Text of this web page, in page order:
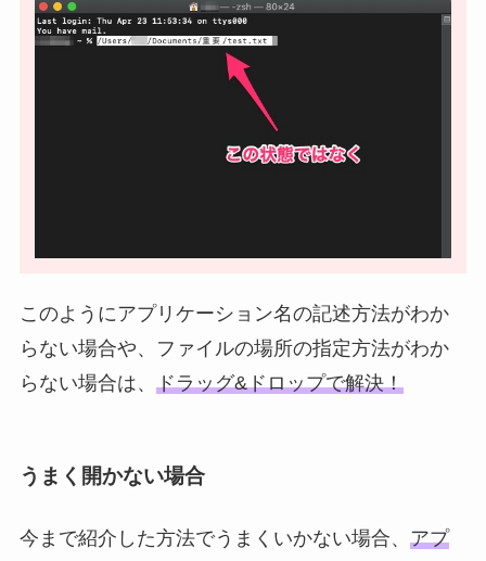
このようにアプリケーション名の記述方法がわか
らない場合や、ファイルの場所の指定方法がわか
らない場合は、 ドラッグ&ドロップで解決！
うまく開かない場合
今まで紹介した方法でうまくいかない場合、 アプ